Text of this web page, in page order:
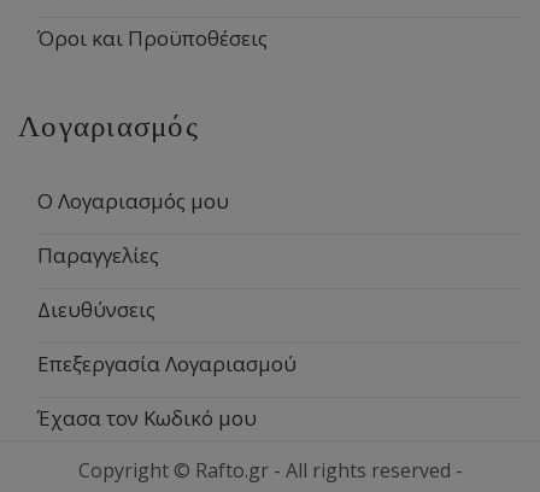
Όροι και Προϋποθέσεις
Λογαριασμός
Ο Λογαριασμός μου
Παραγγελίες
Διευθύνσεις
Επεξεργασία Λογαριασμού
Έχασα τον Κωδικό μου
Copyright © Rafto.gr - All rights reserved -